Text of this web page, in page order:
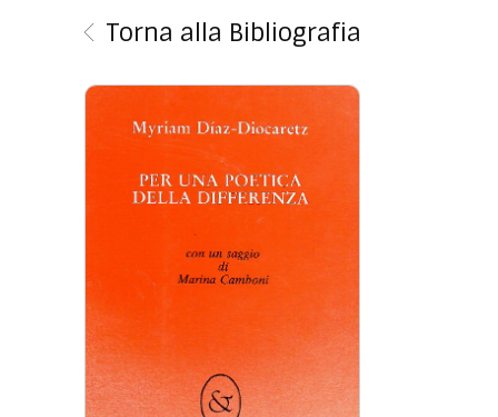
Torna alla Bibliografia